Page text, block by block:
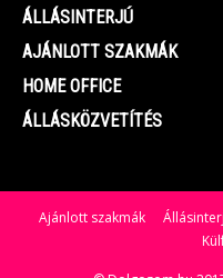
ÁLLÁSINTERJÚ
AJÁNLOTT SZAKMÁK
HOME OFFICE
ÁLLÁSKÖZVETÍTÉS
Ajánlott szakmák